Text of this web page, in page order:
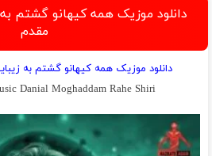
دردش رو داری
تحمل میکنی؟❗
دانلود موزیک همه کیهانو گشتم
مقدم
دانلود موزیک همه کیهانو گشتم به
Danial Moghaddam Rahe Shiri